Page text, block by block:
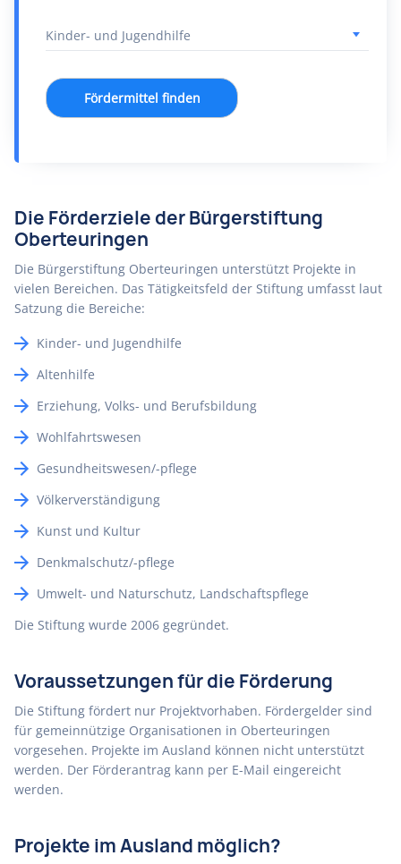
Fördermittel finden
Die Förderziele der Bürgerstiftung
Oberteuringen
Die Bürgerstiftung Oberteuringen unterstützt Projekte in
vielen Bereichen. Das Tätigkeitsfeld der Stiftung umfasst laut
Satzung die Bereiche:
Kinder- und Jugendhilfe
Altenhilfe
Erziehung, Volks- und Berufsbildung
Wohlfahrtswesen
Gesundheitswesen/-pflege
Völkerverständigung
Kunst und Kultur
Denkmalschutz/-pflege
Umwelt- und Naturschutz, Landschaftspflege
Die Stiftung wurde 2006 gegründet.
Voraussetzungen für die Förderung
Die Stiftung fördert nur Projektvorhaben. Fördergelder sind
für gemeinnützige Organisationen in Oberteuringen
vorgesehen. Projekte im Ausland können nicht unterstützt
werden. Der Förderantrag kann per E-Mail eingereicht
werden.
Projekte im Ausland möglich?